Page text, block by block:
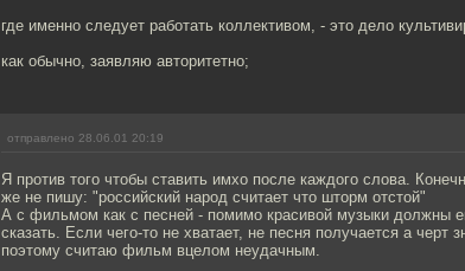
где именно следует работать коллективом, - это дело
как обычно, заявляю авторитетно;
отправлено 28.06.01 20:19
Я против того чтобы ставить имхо после каждого слова.
же не пишу: "российский народ считает что шторм отстой"
А с фильмом как с песней - помимо красивой музыки должны
сказать. Если чего-то не хватает, не песня получается а черт
поэтому считаю фильм вцелом неудачным.